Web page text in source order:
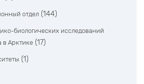
отдел (144)
биологических исследований
в Арктике (17)
(1)